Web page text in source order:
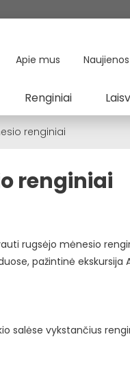
Apie mus Naujienos
Renginiai
renginiai
renginiai
rugsėjo mėnesio
pažintinė
salėse vykstančius